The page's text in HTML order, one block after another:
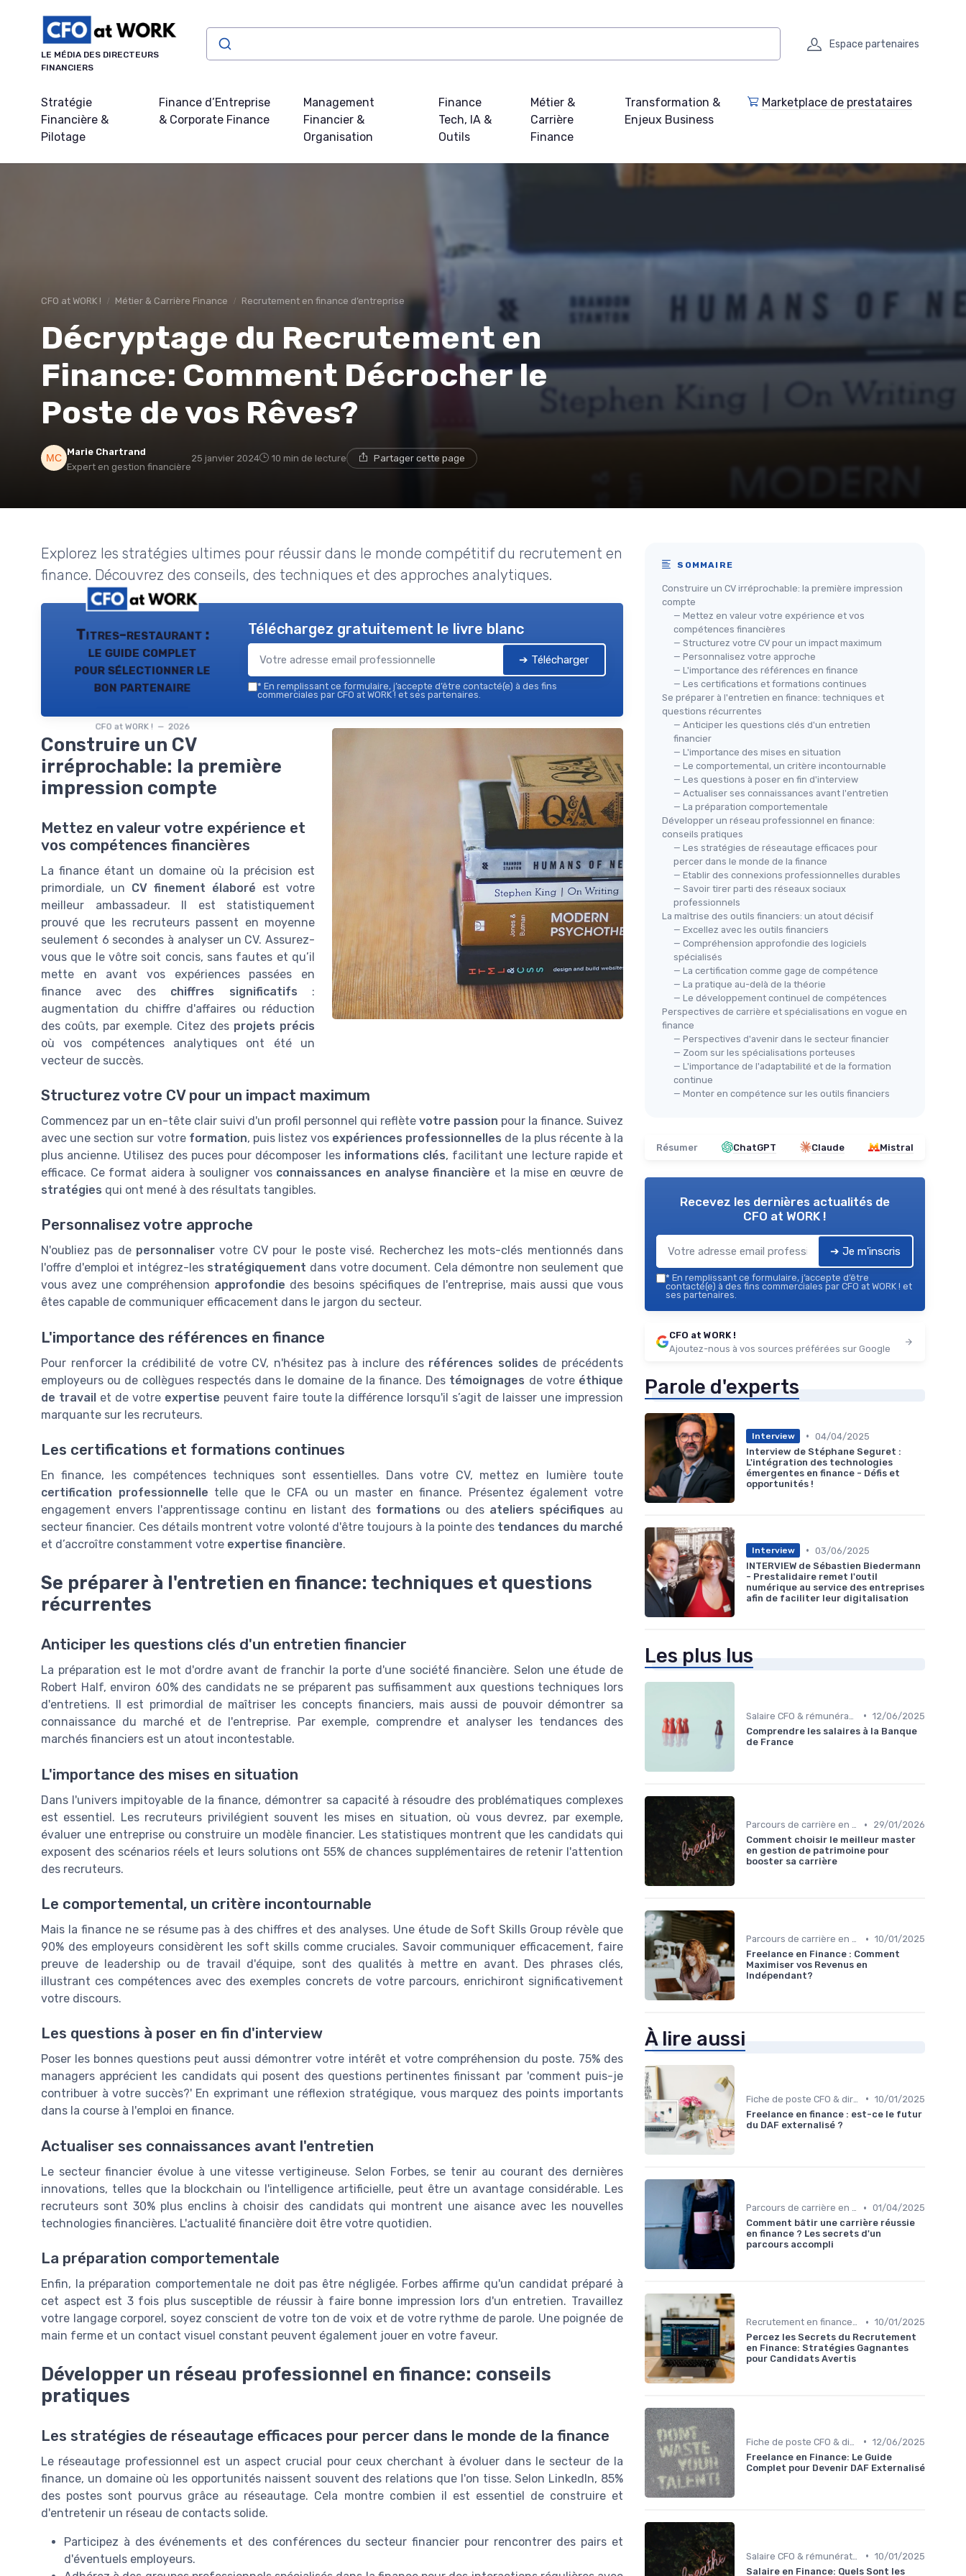
LE MÉDIA DES DIRECTEURS
FINANCIERS
Espace partenaires
Stratégie
Financière &
Pilotage
Finance d’Entreprise
& Corporate Finance
Management
Financier &
Organisation
Finance
Tech, IA &
Outils
Métier &
Carrière
Finance
Transformation &
Enjeux Business
Marketplace de prestataires
CFO at WORK ! Métier & Carrière Finance Recrutement en finance d’entreprise
Décryptage du Recrutement en
Finance: Comment Décrocher le
Poste de vos Rêves?
Marie Chartrand
Expert en gestion financière
25 janvier 2024 10 min de lecture Partager cette page
Explorez les stratégies ultimes pour réussir dans le monde compétitif du recrutement en
finance. Découvrez des conseils, des techniques et des approches analytiques.
Titres-restaurant :
le guide complet
pour sélectionner le
bon partenaire
CFO at WORK ! — 2026
Téléchargez gratuitement le livre blanc
➔ Télécharger
* En remplissant ce formulaire, j’accepte d’être contacté(e) à des fins
commerciales par CFO at WORK ! et ses partenaires.
Construire un CV
irréprochable: la première
impression compte
Mettez en valeur votre expérience et
vos compétences financières
La finance étant un domaine où la précision est
primordiale, un CV finement élaboré est votre
meilleur ambassadeur. Il est statistiquement
prouvé que les recruteurs passent en moyenne
seulement 6 secondes à analyser un CV. Assurez-
vous que le vôtre soit concis, sans fautes et qu’il
mette en avant vos expériences passées en
finance avec des chiffres significatifs :
augmentation du chiffre d'affaires ou réduction
des coûts, par exemple. Citez des projets précis
où vos compétences analytiques ont été un
vecteur de succès.
Structurez votre CV pour un impact maximum
Commencez par un en-tête clair suivi d'un profil personnel qui reflète votre passion pour la finance. Suivez
avec une section sur votre formation, puis listez vos expériences professionnelles de la plus récente à la
plus ancienne. Utilisez des puces pour décomposer les informations clés, facilitant une lecture rapide et
efficace. Ce format aidera à souligner vos connaissances en analyse financière et la mise en œuvre de
stratégies qui ont mené à des résultats tangibles.
Personnalisez votre approche
N'oubliez pas de personnaliser votre CV pour le poste visé. Recherchez les mots-clés mentionnés dans
l'offre d'emploi et intégrez-les stratégiquement dans votre document. Cela démontre non seulement que
vous avez une compréhension approfondie des besoins spécifiques de l'entreprise, mais aussi que vous
êtes capable de communiquer efficacement dans le jargon du secteur.
L'importance des références en finance
Pour renforcer la crédibilité de votre CV, n'hésitez pas à inclure des références solides de précédents
employeurs ou de collègues respectés dans le domaine de la finance. Des témoignages de votre éthique
de travailet de votre expertise peuvent faire toute la différence lorsqu'il s’agit de laisser une impression
marquante sur les recruteurs.
Les certifications et formations continues
En finance, les compétences techniques sont essentielles. Dans votre CV, mettez en lumière toute
certification professionnelle telle que le CFA ou un master en finance. Présentez également votre
engagement envers l'apprentissage continu en listant des formations ou des ateliers spécifiques au
secteur financier. Ces détails montrent votre volonté d'être toujours à la pointe des tendances du marché
et d’accroître constamment votre expertise financière.
Se préparer à l'entretien en finance: techniques et questions
récurrentes
Anticiper les questions clés d'un entretien financier
La préparation est le mot d'ordre avant de franchir la porte d'une société financière. Selon une étude de
Robert Half, environ 60% des candidats ne se préparent pas suffisamment aux questions techniques lors
d'entretiens. Il est primordial de maîtriser les concepts financiers, mais aussi de pouvoir démontrer sa
connaissance du marché et de l'entreprise. Par exemple, comprendre et analyser les tendances des
marchés financiers est un atout incontestable.
L'importance des mises en situation
Dans l'univers impitoyable de la finance, démontrer sa capacité à résoudre des problématiques complexes
est essentiel. Les recruteurs privilégient souvent les mises en situation, où vous devrez, par exemple,
évaluer une entreprise ou construire un modèle financier. Les statistiques montrent que les candidats qui
exposent des scénarios réels et leurs solutions ont 55% de chances supplémentaires de retenir l'attention
des recruteurs.
Le comportemental, un critère incontournable
Mais la finance ne se résume pas à des chiffres et des analyses. Une étude de Soft Skills Group révèle que
90% des employeurs considèrent les soft skills comme cruciales. Savoir communiquer efficacement, faire
preuve de leadership ou de travail d'équipe, sont des qualités à mettre en avant. Des phrases clés,
illustrant ces compétences avec des exemples concrets de votre parcours, enrichiront significativement
votre discours.
Les questions à poser en fin d'interview
Poser les bonnes questions peut aussi démontrer votre intérêt et votre compréhension du poste. 75% des
managers apprécient les candidats qui posent des questions pertinentes finissant par 'comment puis-je
contribuer à votre succès?' En exprimant une réflexion stratégique, vous marquez des points importants
dans la course à l'emploi en finance.
Actualiser ses connaissances avant l'entretien
Le secteur financier évolue à une vitesse vertigineuse. Selon Forbes, se tenir au courant des dernières
innovations, telles que la blockchain ou l'intelligence artificielle, peut être un avantage considérable. Les
recruteurs sont 30% plus enclins à choisir des candidats qui montrent une aisance avec les nouvelles
technologies financières. L'actualité financière doit être votre quotidien.
La préparation comportementale
Enfin, la préparation comportementale ne doit pas être négligée. Forbes affirme qu'un candidat préparé à
cet aspect est 3 fois plus susceptible de réussir à faire bonne impression lors d'un entretien. Travaillez
votre langage corporel, soyez conscient de votre ton de voix et de votre rythme de parole. Une poignée de
main ferme et un contact visuel constant peuvent également jouer en votre faveur.
Développer un réseau professionnel en finance: conseils
pratiques
Les stratégies de réseautage efficaces pour percer dans le monde de la finance
Le réseautage professionnel est un aspect crucial pour ceux cherchant à évoluer dans le secteur de la
finance, un domaine où les opportunités naissent souvent des relations que l'on tisse. Selon LinkedIn, 85%
des postes sont pourvus grâce au réseautage. Cela montre combien il est essentiel de construire et
d'entretenir un réseau de contacts solide.
Participez à des événements et des conférences du secteur financier pour rencontrer des pairs et
d'éventuels employeurs.
SOMMAIRE
Construire un CV irréprochable: la première impression
compte
— Mettez en valeur votre expérience et vos
compétences financières
— Structurez votre CV pour un impact maximum
— Personnalisez votre approche
— L'importance des références en finance
— Les certifications et formations continues
Se préparer à l'entretien en finance: techniques et
questions récurrentes
— Anticiper les questions clés d'un entretien
financier
— L'importance des mises en situation
— Le comportemental, un critère incontournable
— Les questions à poser en fin d'interview
— Actualiser ses connaissances avant l'entretien
— La préparation comportementale
Développer un réseau professionnel en finance:
conseils pratiques
— Les stratégies de réseautage efficaces pour
percer dans le monde de la finance
— Etablir des connexions professionnelles durables
— Savoir tirer parti des réseaux sociaux
professionnels
La maîtrise des outils financiers: un atout décisif
— Excellez avec les outils financiers
— Compréhension approfondie des logiciels
spécialisés
— La certification comme gage de compétence
— La pratique au-delà de la théorie
— Le développement continuel de compétences
Perspectives de carrière et spécialisations en vogue en
finance
— Perspectives d'avenir dans le secteur financier
— Zoom sur les spécialisations porteuses
— L'importance de l'adaptabilité et de la formation
continue
— Monter en compétence sur les outils financiers
Résumer ChatGPT Claude Mistral
Recevez les dernières actualités de
CFO at WORK !
➔ Je m'inscris
* En remplissant ce formulaire, j’accepte d’être
contacté(e) à des fins commerciales par CFO at WORK ! et
ses partenaires.
CFO at WORK !
Ajoutez-nous à vos sources préférées sur Google
Parole d'experts
Interview • 04/04/2025
Interview de Stéphane Seguret :
L'intégration des technologies
émergentes en finance - Défis et
opportunités !
Interview • 03/06/2025
INTERVIEW de Sébastien Biedermann
- Prestalidaire remet l'outil
numérique au service des entreprises
afin de faciliter leur digitalisation
Les plus lus
• 12/06/2025
Comprendre les salaires à la Banque
de France
Parcours de carrière en finance •
29/01/2026
Comment choisir le meilleur master
en gestion de patrimoine pour
booster sa carrière
Parcours de carrière en finance • 10/01/2025
Freelance en Finance : Comment
Maximiser vos Revenus en
Indépendant?
À lire aussi
• 10/01/2025
Freelance en finance : est-ce le futur
du DAF externalisé ?
Parcours de carrière en finance • 01/04/2025
Comment bâtir une carrière réussie
en finance ? Les secrets d'un
parcours accompli
Recrutement en finance d’entreprise • 10/01/2025
Percez les Secrets du Recrutement
en Finance: Stratégies Gagnantes
pour Candidats Avertis
• 12/06/2025
Freelance en Finance: Le Guide
Complet pour Devenir DAF Externalisé
• 10/01/2025
Salaire en Finance: Quels Sont les